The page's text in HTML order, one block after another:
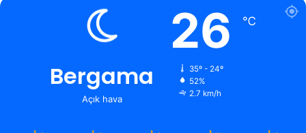
Bergama
Açık hava
26 ℃
35º - 24º
52%
2.7 km/h